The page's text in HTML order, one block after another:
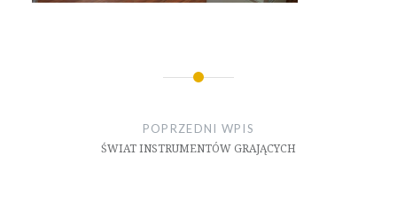
POPRZEDNI WPIS
ŚWIAT INSTRUMENTÓW GRAJĄCYCH